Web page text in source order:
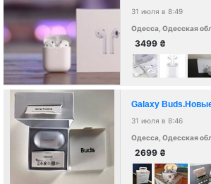
31 июля в 8:49
3499 ₴
31 июля в 8:46
2699 ₴